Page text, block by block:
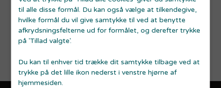
til alle disse formål. Du kan også vælge at tilkendegive,
hvilke formål du vil give samtykke til ved at benytte
afkrydsningsfelterne ud for formålet, og derefter trykke
på 'Tillad valgte'.
Du kan til enhver tid trække dit samtykke tilbage ved at
trykke på det lille ikon nederst i venstre hjørne af
hjemmesiden.
Læs Erhvervshus Midtjyllands privatlivspolitik